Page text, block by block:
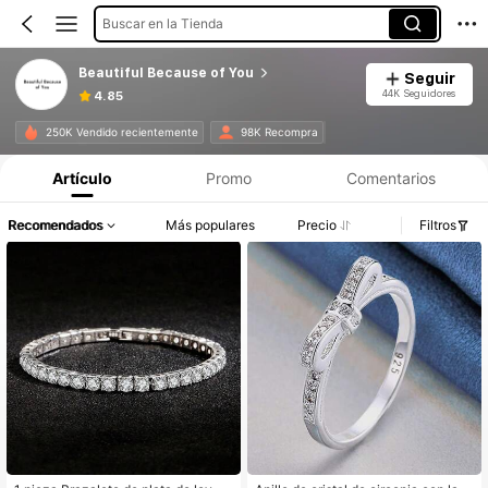
Buscar en la Tienda
Beautiful Because of You
4.85
Seguir
44K Seguidores
250K Vendido recientemente 98K Recompra
Artículo Promo Comentarios
Recomendados Más populares Precio Filtros